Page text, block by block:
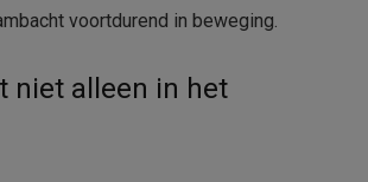
voortdurend in beweging.
niet alleen in het